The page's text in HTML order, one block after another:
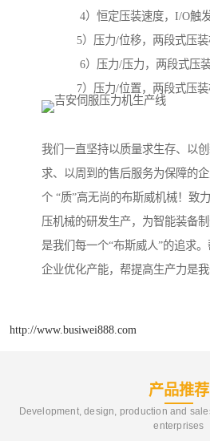
4）恒定压装速度，I/O触发
5）压力/位移，两段式压装
6）压力/压力，两段式压装
7）压力/位置，两段式压装
我们一直坚持以质量求生存、以
求、以周到的售后服务为保障的
个 “质”高无尚的布斯威机械！致
压机械的研发生产，为智能装备制
是我们每一个“布斯威人”的追求
企业优化产能，帮提高生产力是我
http://www.busiwei888.com
产品推荐
Development, design, production and
enterprises